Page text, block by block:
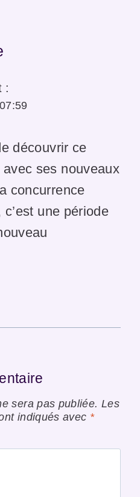
:
découvrir ce
ses nouveaux
concurrence
une période
sera pas publiée. Les
indiqués avec *